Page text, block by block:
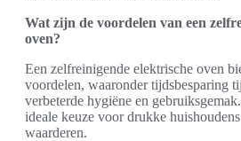
Wat zijn de voordelen van een
oven?
Een zelfreinigende elektrische oven
voordelen, waaronder tijdsbesparing
verbeterde hygiëne en
ideale keuze voor drukke
waarderen.